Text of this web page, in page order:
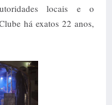
locais e o
há exatos 22 anos,